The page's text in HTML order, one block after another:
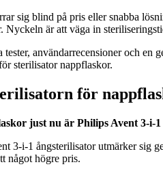
sig blind på pris eller snabba
Nyckeln är att väga in
användarrecensioner och
sterilisator nappflaskor.
för
just nu är Philips Avent 3-i-
3-i-1 ångsterilisator utmärker sig
något högre pris.